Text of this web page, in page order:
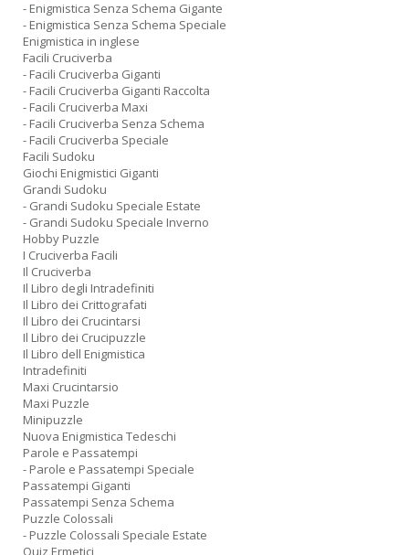
- Enigmistica Senza Schema Gigante
- Enigmistica Senza Schema Speciale
Enigmistica in inglese
Facili Cruciverba
- Facili Cruciverba Giganti
- Facili Cruciverba Giganti Raccolta
- Facili Cruciverba Maxi
- Facili Cruciverba Senza Schema
- Facili Cruciverba Speciale
Facili Sudoku
Giochi Enigmistici Giganti
Grandi Sudoku
- Grandi Sudoku Speciale Estate
- Grandi Sudoku Speciale Inverno
Hobby Puzzle
I Cruciverba Facili
Il Cruciverba
Il Libro degli Intradefiniti
Il Libro dei Crittografati
Il Libro dei Crucintarsi
Il Libro dei Crucipuzzle
Il Libro dell Enigmistica
Intradefiniti
Maxi Crucintarsio
Maxi Puzzle
Minipuzzle
Nuova Enigmistica Tedeschi
Parole e Passatempi
- Parole e Passatempi Speciale
Passatempi Giganti
Passatempi Senza Schema
Puzzle Colossali
- Puzzle Colossali Speciale Estate
Quiz Ermetici